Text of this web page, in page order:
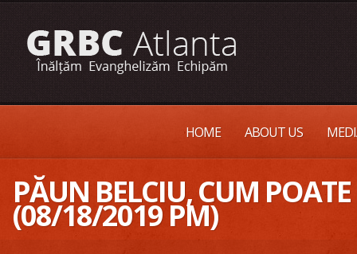
HOME ABOUT US
PĂUN BELCIU, CUM
(08/18/2019 PM)